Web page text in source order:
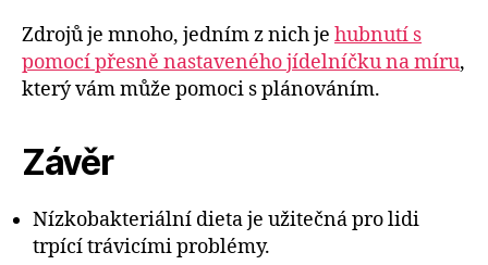
Zdrojů je mnoho, jedním z nich je hubnutí s
pomocí přesně nastaveného jídelníčku na míru,
který vám může pomoci s plánováním.
Závěr
Nízkobakteriální dieta je užitečná pro lidi
trpící trávicími problémy.